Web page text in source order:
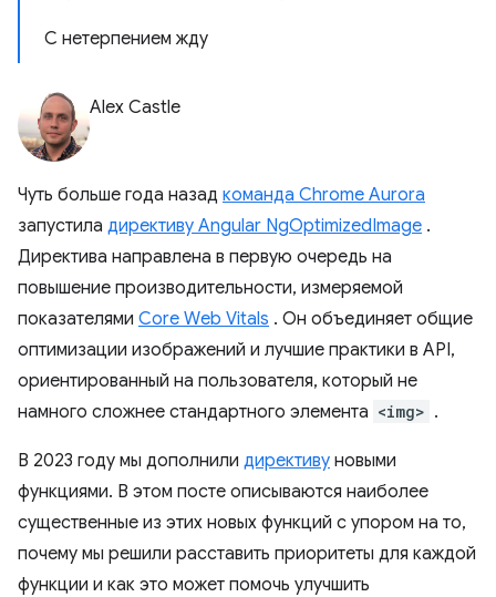
С нетерпением жду
Alex Castle
Чуть больше года назад команда Chrome Aurora
запустила директиву Angular NgOptimizedImage .
Директива направлена ​​в первую очередь на
повышение производительности, измеряемой
показателями Core Web Vitals . Он объединяет общие
оптимизации изображений и лучшие практики в API,
ориентированный на пользователя, который не
намного сложнее стандартного элемента <img> .
В 2023 году мы дополнили директиву новыми
функциями. В этом посте описываются наиболее
существенные из этих новых функций с упором на то,
почему мы решили расставить приоритеты для каждой
функции и как это может помочь улучшить